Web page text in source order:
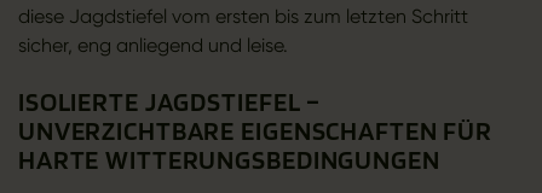
diese Jagdstiefel vom ersten bis zum letzten Schritt
sicher, eng anliegend und leise.
ISOLIERTE JAGDSTIEFEL –
UNVERZICHTBARE EIGENSCHAFTEN FÜR
HARTE WITTERUNGSBEDINGUNGEN